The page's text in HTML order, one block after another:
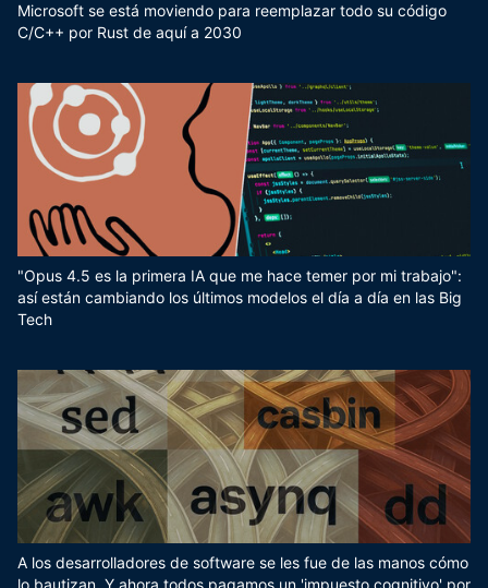
Microsoft se está moviendo para reemplazar todo su código
C/C++ por Rust de aquí a 2030
"Opus 4.5 es la primera IA que me hace temer por mi trabajo":
así están cambiando los últimos modelos el día a día en las Big
Tech
A los desarrolladores de software se les fue de las manos cómo